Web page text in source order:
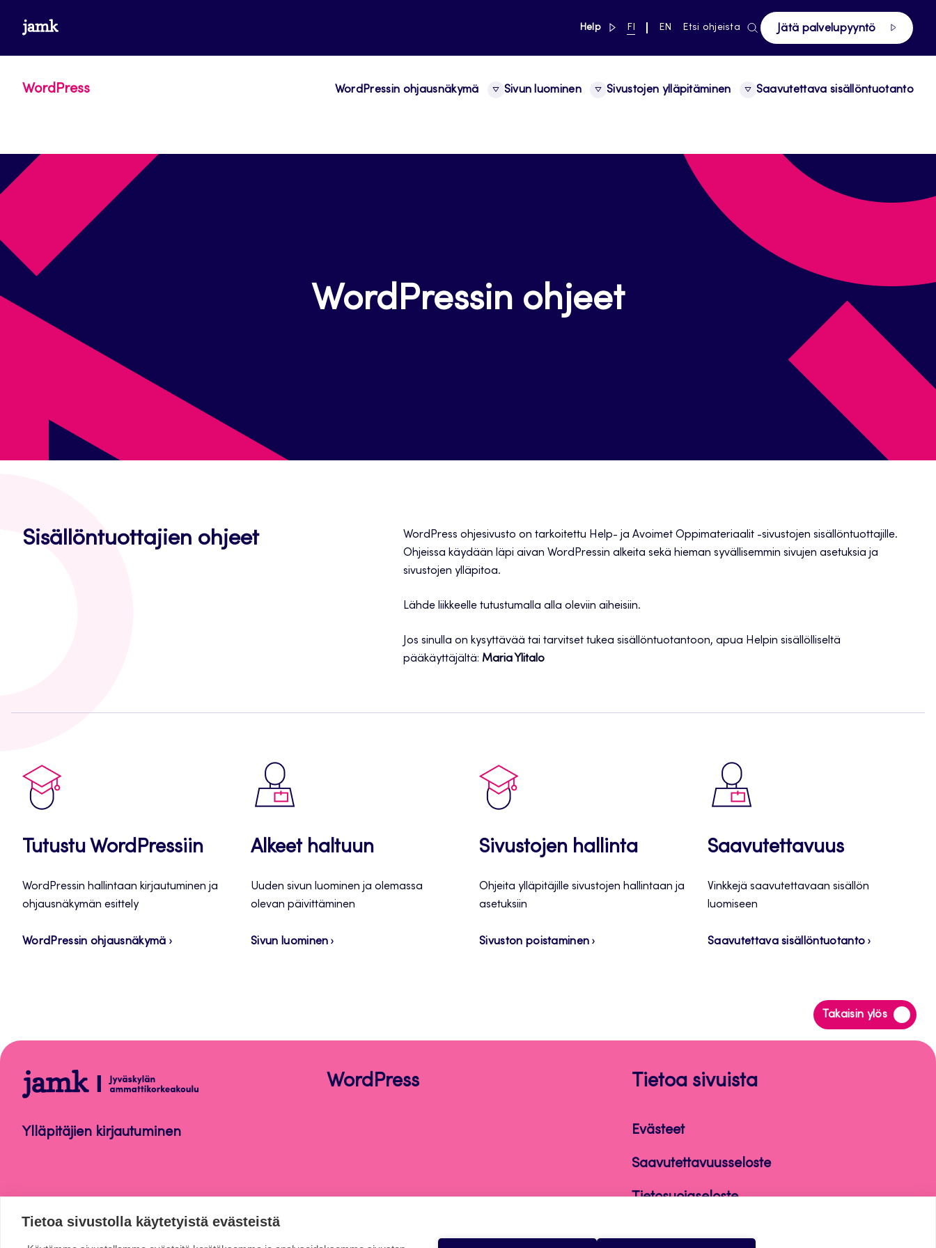
suoraan
sisältöön
www.jamk.fi Help linkki pääsivustolle
NYKYINEN
FI
VAIHDA
EN Etsi ohjeista Jätä palvelupyyntö
WordPress WordPressin ohjausnäkymä Sivun luominen Sivustojen ylläpitäminen Saavutettava sisällöntuotanto
WordPressin ohjeet
Sisällöntuottajien ohjeet
WordPress ohjesivusto on tarkoitettu Help- ja Avoimet Oppimateriaalit -sivustojen sisällöntuottajille.
Ohjeissa käydään läpi aivan WordPressin alkeita sekä hieman syvällisemmin sivujen asetuksia ja
sivustojen ylläpitoa.
Lähde liikkeelle tutustumalla alla oleviin aiheisiin.
Jos sinulla on kysyttävää tai tarvitset tukea sisällöntuotantoon, apua Helpin sisällölliseltä
pääkäyttäjältä: Maria Ylitalo
Tutustu WordPressiin
WordPressin hallintaan kirjautuminen ja
ohjausnäkymän esittely
WordPressin ohjausnäkymä
Alkeet haltuun
Uuden sivun luominen ja olemassa
olevan päivittäminen
Sivun luominen
Sivustojen hallinta
Ohjeita ylläpitäjille sivustojen hallintaan ja
asetuksiin
Sivuston poistaminen
Saavutettavuus
Vinkkejä saavutettavaan sisällön
luomiseen
Saavutettava sisällöntuotanto
Takaisin ylös
Siirry
takaisin
WordPress
Ylläpitäjien kirjautuminen
WordPress Tietoa sivuista
Evästeet
Saavutettavuusseloste
Tietosuojaseloste
Tietoa sivustolla käytetyistä evästeistä